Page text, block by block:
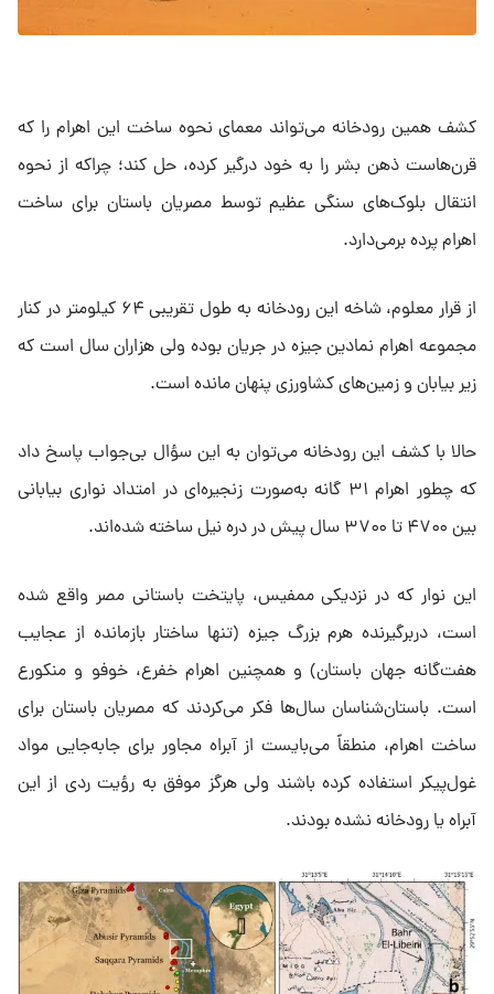
کشف همین رودخانه می‌تواند معمای نحوه ساخت این اهرام را که
قرن‌هاست ذهن بشر را به خود درگیر کرده، حل کند؛ چراکه از نحوه
انتقال بلوک‌های سنگی عظیم توسط مصریان باستان برای ساخت
اهرام پرده برمی‌دارد.
از قرار معلوم، شاخه این رودخانه به طول تقریبی ۶۴ کیلومتر در کنار
مجموعه اهرام نمادین جیزه در جریان بوده ولی هزاران سال است که
زیر بیابان و زمین‌های کشاورزی پنهان مانده است.
حالا با کشف این رودخانه می‌توان به این سؤال بی‌جواب پاسخ داد
که چطور اهرام ۳۱ گانه به‌صورت زنجیره‌ای در امتداد نواری بیابانی
بین ۴۷۰۰ تا ۳۷۰۰ سال پیش در دره نیل ساخته شده‌اند.
این نوار که در نزدیکی ممفیس، پایتخت باستانی مصر واقع شده
است، دربرگیرنده هرم بزرگ جیزه (تنها ساختار بازمانده از عجایب
هفت‌گانه جهان باستان) و همچنین اهرام خفرع، خوفو و منکورع
است. باستان‌شناسان سال‌ها فکر می‌کردند که مصریان باستان برای
ساخت اهرام، منطقاً می‌بایست از آبراه مجاور برای جابه‌جایی مواد
غول‌پیکر استفاده کرده باشند ولی هرگز موفق به رؤیت ردی از این
آبراه یا رودخانه نشده بودند.